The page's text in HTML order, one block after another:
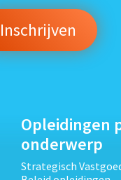
Opleidingen
onderwerp
Strategisch